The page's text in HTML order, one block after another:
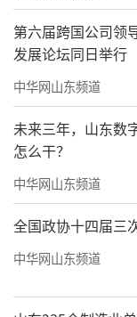
第六届跨国公司领
发展论坛同日举行
中华网山东频道
未来三年，山东数
怎么干？
中华网山东频道
全国政协十四届三
中华网山东频道